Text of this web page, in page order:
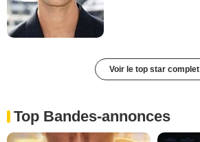
Voir le top star complet
Top Bandes-annonces